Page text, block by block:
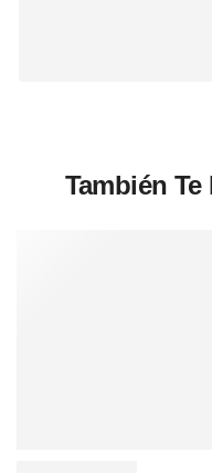
También